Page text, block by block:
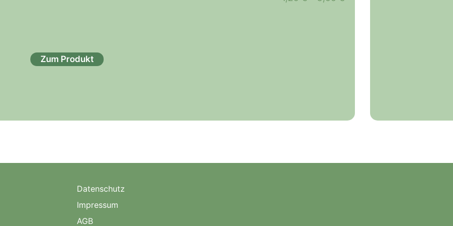
Zum Produkt
Datenschutz
Impressum
AGB